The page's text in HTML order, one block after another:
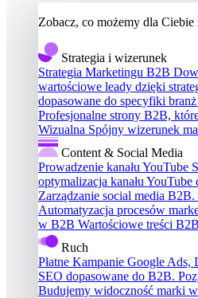
Zobacz, co możemy dla Ciebie
Strategia i wizerunek
Strategia Marketingu B2B
wartościowe leady dzięki
dopasowane do specyfiki
Profesjonalne strony B2B,
Wizualna Spójny wizerunek
Content & Social Media
Prowadzenie kanału YouTube
optymalizacja kanału
Zarządzanie social media B2B.
Automatyzacja procesów
w B2B Wartościowe treści
Ruch
Płatne Kampanie Google Ads,
SEO dopasowane do B2B.
Budujemy widoczność marki